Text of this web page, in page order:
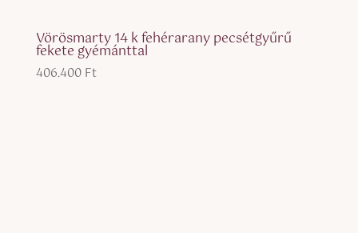
Vörösmarty 14 k fehérarany pecsétgyűrű
fekete gyémánttal
406.400 Ft